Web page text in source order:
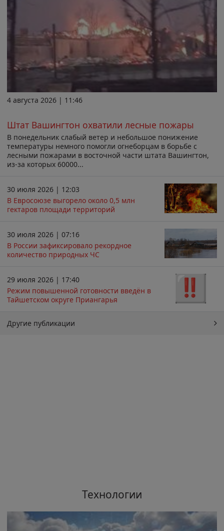
4 августа 2026 | 11:46
Штат Вашингтон охватили лесные пожары
В понедельник слабый ветер и небольшое понижение
температуры немного помогли огнеборцам в борьбе с
лесными пожарами в восточной части штата Вашингтон,
из-за которых 60000...
30 июля 2026 | 12:03
В Евросоюзе выгорело около 0,5 млн
гектаров площади территорий
30 июля 2026 | 07:16
В России зафиксировало рекордное
количество природных ЧС
29 июля 2026 | 17:40
Режим повышенной готовности введён в
Тайшетском округе Приангарья
Другие публикации
Технологии